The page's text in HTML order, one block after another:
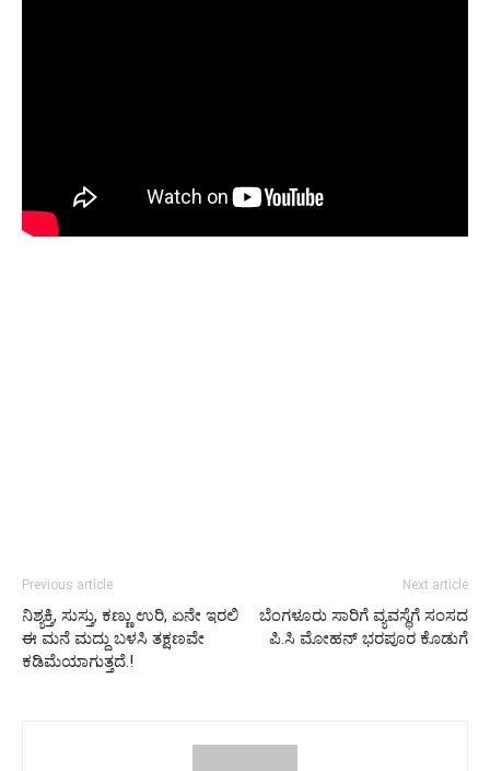
Previous article
ನಿಶ್ಯಕ್ತಿ, ಸುಸ್ತು, ಕಣ್ಣು ಉರಿ, ಏನೇ ಇರಲಿ
ಈ ಮನೆ ಮದ್ದು ಬಳಸಿ ತಕ್ಷಣವೇ
ಕಡಿಮೆಯಾಗುತ್ತದೆ.!
Next article
ಬೆಂಗಳೂರು ಸಾರಿಗೆ ವ್ಯವಸ್ಥೆಗೆ ಸಂಸದ
ಪಿ.ಸಿ ಮೋಹನ್​ ಭರಪೂರ ಕೊಡುಗೆ